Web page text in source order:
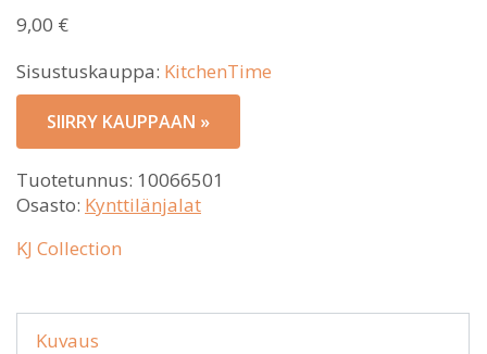
9,00 €
Sisustuskauppa: KitchenTime
SIIRRY KAUPPAAN »
Tuotetunnus: 10066501
Osasto: Kynttilänjalat
KJ Collection
Kuvaus